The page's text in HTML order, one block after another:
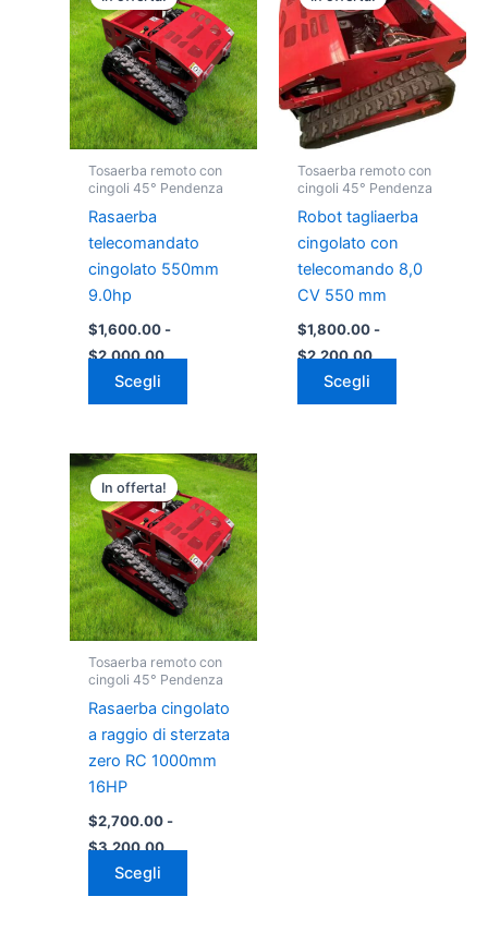
Tosaerba remoto con
cingoli 45° Pendenza
Rasaerba
telecomandato
cingolato 550mm
9.0hp
$1,600.00 -
$2,000.00
prezzo:
da
$1,600.00
a
$2,000.00
Scegli
ha
più
varianti.
Le
opzioni
essere
nella
pagina
Tosaerba remoto con
cingoli 45° Pendenza
Robot tagliaerba
cingolato con
telecomando 8,0
CV 550 mm
$1,800.00 -
$2,200.00
prezzo:
da
$1,800.00
a
$2,200.00
Scegli
ha
più
varianti.
Le
opzioni
essere
scelte
nella
pagina
In offerta!
Tosaerba remoto con
cingoli 45° Pendenza
Rasaerba cingolato
a raggio di sterzata
zero RC 1000mm
16HP
$2,700.00 -
$3,200.00
Fascia
di
prezzo:
da
$2,700.00
a
$3,200.00
Scegli
Questo
prodotto
ha
più
varianti.
Le
opzioni
essere
scelte
nella
pagina